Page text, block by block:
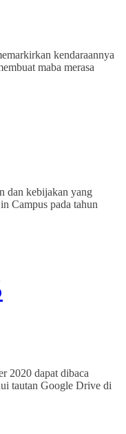
kendaraannya
maba merasa
dan kebijakan yang
Campus pada tahun
2020 dapat dibaca
tautan Google Drive di